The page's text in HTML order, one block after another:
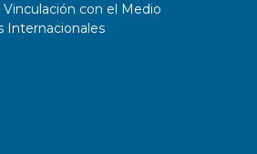
con el Medio
Internacionales